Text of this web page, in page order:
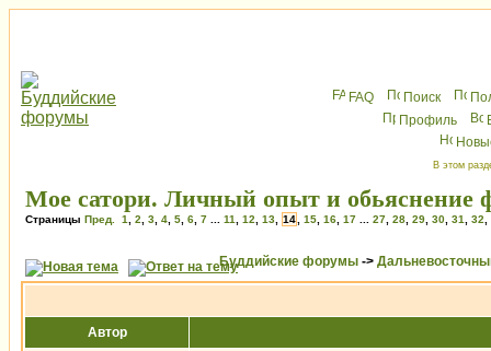
FAQ Поиск
Профиль
В этом
Мое сатори. Личный опыт и обьяснение
Страницы Пред. 1 2 3 4 5 6 7 11 12 13 14 15 16 17 27 28 29 30 31 32
Буддийские форумы ->
Автор